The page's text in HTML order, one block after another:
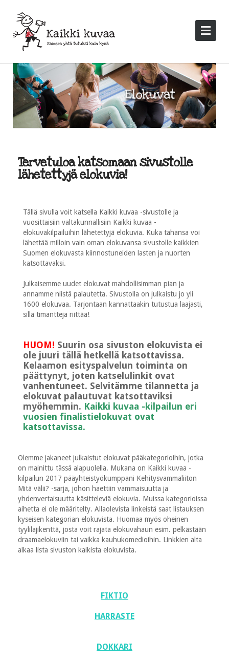
Tervetuloa katsomaan sivustolle
lähetettyjä elokuvia!
Tällä sivulla voit katsella Kaikki kuvaa -sivustolle ja
vuosittaisiin valtakunnallisiin Kaikki kuvaa -
elokuvakilpailuihin lähetettyjä elokuvia. Kuka tahansa voi
lähettää milloin vain oman elokuvansa sivustolle kaikkien
Suomen elokuvasta kiinnostuneiden lasten ja nuorten
katsottavaksi.
Julkaisemme uudet elokuvat mahdollisimman pian ja
annamme niistä palautetta. Sivustolla on julkaistu jo yli
1600 elokuvaa. Tarjontaan kannattaakin tutustua laajasti,
sillä timantteja riittää!
HUOM! Suurin osa sivuston elokuvista ei
ole juuri tällä hetkellä katsottavissa.
Kelaamon esityspalvelun toiminta on
päättynyt, joten katselulinkit ovat
vanhentuneet. Selvitämme tilannetta ja
elokuvat palautuvat katsottaviksi
myöhemmin. Kaikki kuvaa -kilpailun eri
vuosien finalistielokuvat ovat
katsottavissa.
Olemme jakaneet julkaistut elokuvat pääkategorioihin, jotka
on mainittu tässä alapuolella. Mukana on Kaikki kuvaa -
kilpailun 2017 pääyhteistyökumppani Kehitysvammaliiton
Mitä välii? -sarja, johon haettiin vammaisuutta ja
yhdenvertaisuutta käsitteleviä elokuvia. Muissa kategorioissa
aihetta ei ole määritelty. Allaolevista linkeistä saat listauksen
kyseisen kategorian elokuvista. Huomaa myös oheinen
tyylilajikenttä, josta voit rajata elokuvahaun esim. pelkästään
draamaelokuviin tai vaikka kauhukomedioihin. Linkkien alta
alkaa lista sivuston kaikista elokuvista.
FIKTIO
HARRASTE
DOKKARI